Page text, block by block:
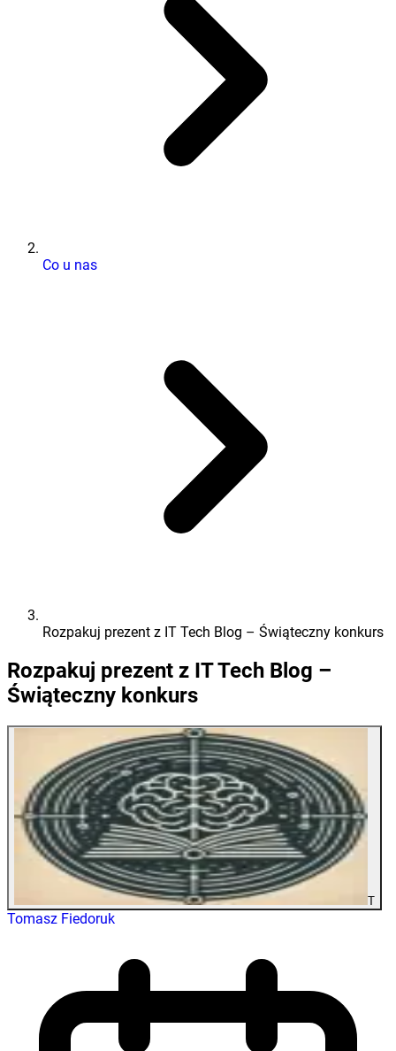
Co u nas
Rozpakuj prezent z IT Tech Blog – Świąteczny konkurs
Rozpakuj prezent z IT Tech Blog –
Świąteczny konkurs
T
Tomasz Fiedoruk